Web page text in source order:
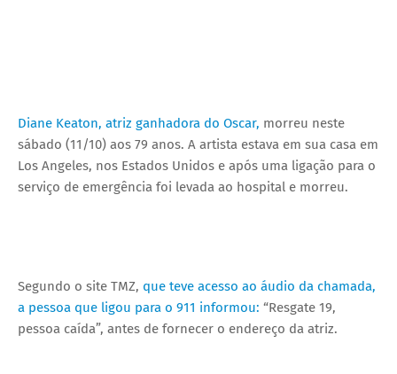
Diane Keaton, atriz ganhadora do Oscar, morreu neste
sábado (11/10) aos 79 anos. A artista estava em sua casa em
Los Angeles, nos Estados Unidos e após uma ligação para o
serviço de emergência foi levada ao hospital e morreu.
Segundo o site TMZ, que teve acesso ao áudio da chamada,
a pessoa que ligou para o 911 informou: “Resgate 19,
pessoa caída”, antes de fornecer o endereço da atriz.